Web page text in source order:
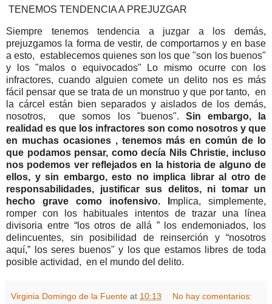
TENEMOS TENDENCIA A PREJUZGAR
Siempre tenemos tendencia a juzgar a los demás,
prejuzgamos la forma de vestir, de comportarnos y en base
a esto, establecemos quienes son los que "son los buenos"
y los "malos o equivocados" Lo mismo ocurre con los
infractores, cuando alguien comete un delito nos es más
fácil pensar que se trata de un monstruo y que por tanto, en
la cárcel están bien separados y aislados de los demás,
nosotros, que somos los "buenos". Sin embargo, la
realidad es que los infractores son como nosotros y que
en muchas ocasiones , tenemos más en común de lo
que podamos pensar, como decía Nils Christie, incluso
nos podemos ver reflejados en la historia de alguno de
ellos, y sin embargo, esto no implica librar al otro de
responsabilidades, justificar sus delitos, ni tomar un
hecho grave como inofensivo. I mplica, simplemente,
romper con los habituales intentos de trazar una línea
divisoria entre “los otros de allá ” los endemoniados, los
delincuentes, sin posibilidad de reinserción y “nosotros
aquí,” los seres buenos" y los que estamos libres de toda
posible actividad, en el mundo del delito.
Virginia Domingo de la Fuente at 10:13 No hay comentarios: